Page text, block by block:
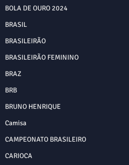
BOLA DE OURO 2024
BRASIL
BRASILEIRÃO
BRASILEIRÃO FEMININO
BRAZ
BRB
BRUNO HENRIQUE
Camisa
CAMPEONATO BRASILEIRO
CARIOCA